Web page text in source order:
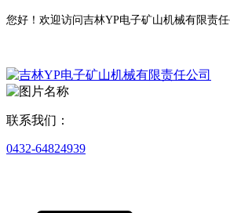
您好！欢迎访问吉林YP电子矿山机械有限责任
联系我们：
0432-64824939